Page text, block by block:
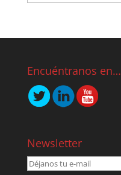
Encuéntranos en…
Newsletter